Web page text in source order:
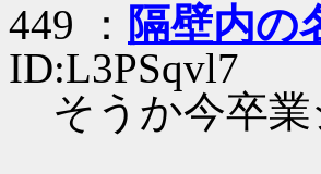
449 ： 隔壁内の
ID:L3PSqvl7
そうか今卒